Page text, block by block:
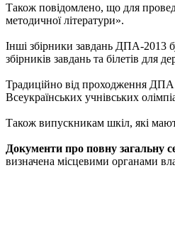
Також повідомлено, що для
методичної літератури».
Інші збірники завдань ДПА-2013
збірників завдань та білетів для
Традиційно від проходження ДПА
Всеукраїнських учнівських
Також випускникам шкіл, які
Документи про повну загальну
визначена місцевими органами